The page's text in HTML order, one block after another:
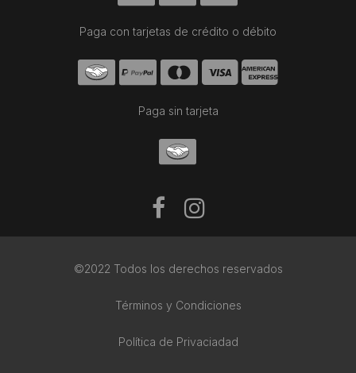
Paga con tarjetas de crédito o débito
Paga sin tarjeta
©2022 Todos los derechos reservados
Términos y Condiciones
Política de Privaciadad